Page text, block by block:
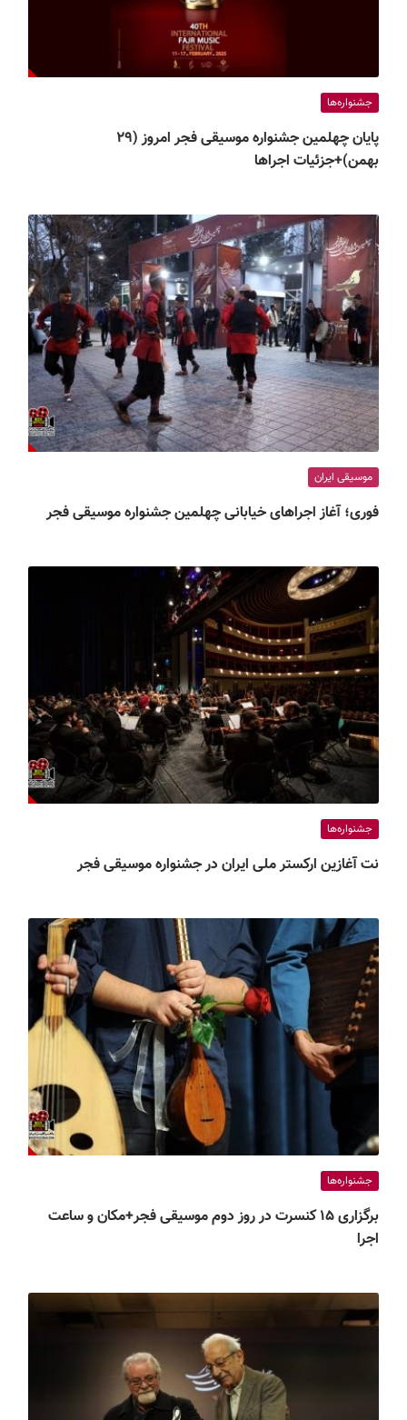
جشنواره‌ها
پایان چهلمین جشنواره موسیقی فجر امروز (۲۹
بهمن)+جزئیات اجراها
موسیقی ایران
فوری؛ آغاز اجراهای خیابانی چهلمین جشنواره موسیقی فجر
جشنواره‌ها
نت آغازین ارکستر ملی ایران در جشنواره موسیقی فجر
جشنواره‌ها
برگزاری ۱۵ کنسرت در روز دوم موسیقی فجر+مکان و ساعت
اجرا